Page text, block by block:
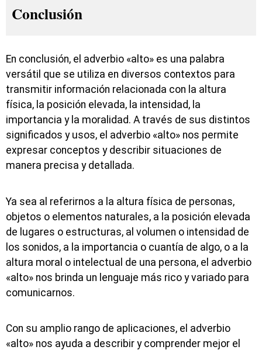
Conclusión
En conclusión, el adverbio «alto» es una palabra
versátil que se utiliza en diversos contextos para
transmitir información relacionada con la altura
física, la posición elevada, la intensidad, la
importancia y la moralidad. A través de sus distintos
significados y usos, el adverbio «alto» nos permite
expresar conceptos y describir situaciones de
manera precisa y detallada.
Ya sea al referirnos a la altura física de personas,
objetos o elementos naturales, a la posición elevada
de lugares o estructuras, al volumen o intensidad de
los sonidos, a la importancia o cuantía de algo, o a la
altura moral o intelectual de una persona, el adverbio
«alto» nos brinda un lenguaje más rico y variado para
comunicarnos.
Con su amplio rango de aplicaciones, el adverbio
«alto» nos ayuda a describir y comprender mejor el